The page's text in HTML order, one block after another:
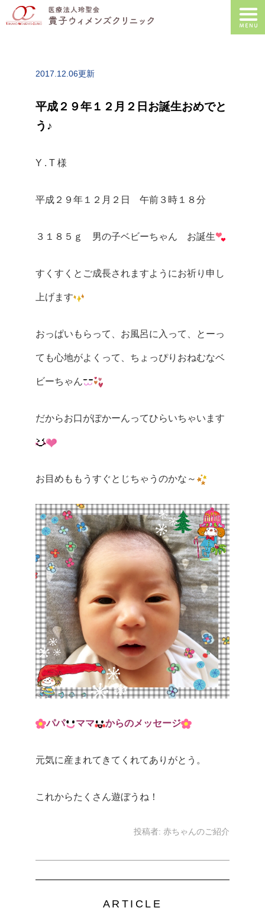
2017.12.06更新
平成２９年１２月２日お誕生おめでと
う♪
Y . T 様
平成２９年１２月２日 午前３時１８分
３１８５ｇ 男の子ベビーちゃん お誕生
すくすくとご成長されますようにお祈り申し
上げます
おっぱいもらって、お風呂に入って、とーっ
ても心地がよくって、ちょっぴりおねむなベ
ビーちゃん
だからお口がぽかーんってひらいちゃいます
お目めももうすぐとじちゃうのかな～
パパ ママ からのメッセージ
元気に産まれてきてくれてありがとう。
これからたくさん遊ぼうね！
投稿者: 赤ちゃんのご紹介
ARTICLE